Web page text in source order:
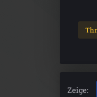
Zeige: